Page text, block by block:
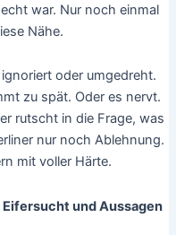
war. Nur noch einmal
Nähe.
oder umgedreht.
zu spät. Oder es nervt.
rutscht in die Frage, was
nur noch Ablehnung.
mit voller Härte.
und Aussagen